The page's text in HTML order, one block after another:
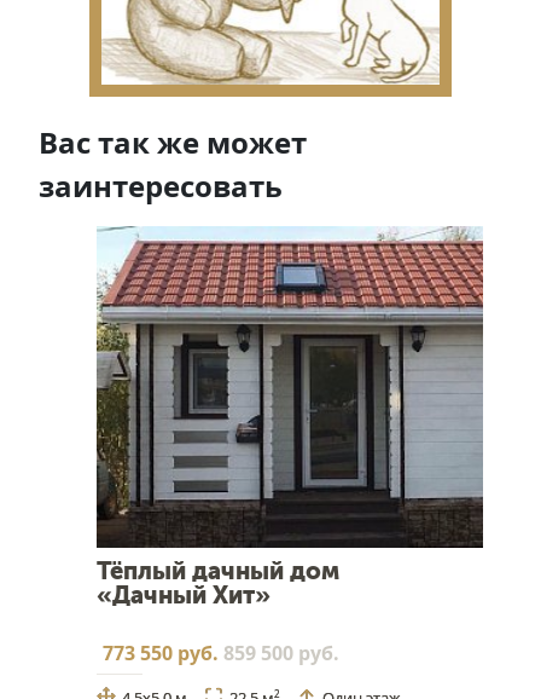
Вас так же может
заинтересовать
Тёплый дачный дом
«Дачный Хит»
773 550 руб. 859 500 руб.
2